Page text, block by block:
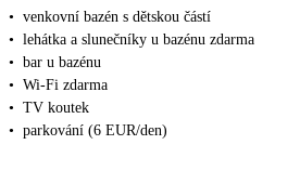
• venkovní bazén s dětskou částí
• lehátka a slunečníky u bazénu zdarma
• bar u bazénu
• Wi-Fi zdarma
• TV koutek
• parkování (6 EUR/den)